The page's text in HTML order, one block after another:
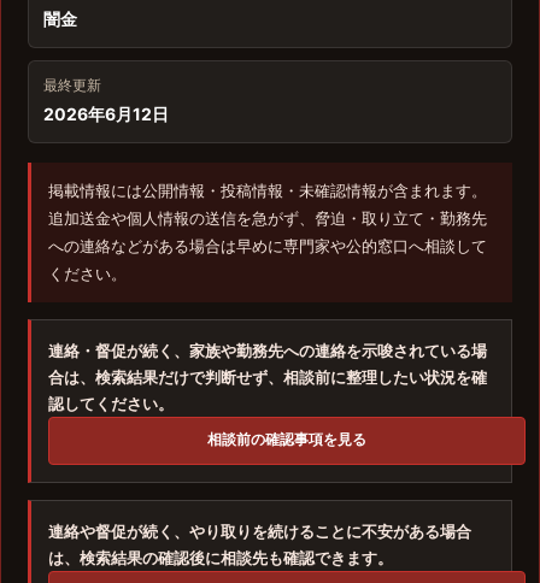
闇金
最終更新
2026年6月12日
掲載情報には公開情報・投稿情報・未確認情報が含まれます。
追加送金や個人情報の送信を急がず、脅迫・取り立て・勤務先
への連絡などがある場合は早めに専門家や公的窓口へ相談して
ください。
連絡・督促が続く、家族や勤務先への連絡を示唆されている場
合は、検索結果だけで判断せず、相談前に整理したい状況を確
認してください。
相談前の確認事項を見る
連絡や督促が続く、やり取りを続けることに不安がある場合
は、検索結果の確認後に相談先も確認できます。